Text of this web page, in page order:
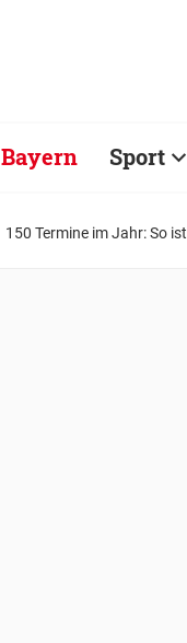
Bayern Sport
150 Termine im Jahr: So